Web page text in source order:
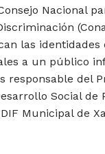
Nacional
las identidades
a un público
responsable del
Social de
Municipal de